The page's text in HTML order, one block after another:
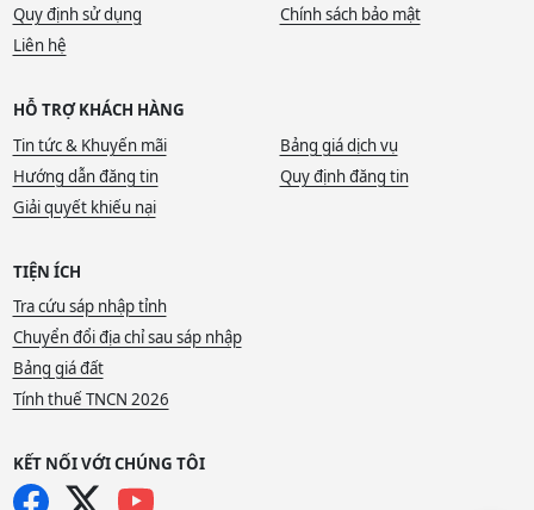
Quy định sử dụng
Chính sách bảo mật
Liên hệ
HỖ TRỢ KHÁCH HÀNG
Tin tức & Khuyến mãi
Bảng giá dịch vụ
Hướng dẫn đăng tin
Quy định đăng tin
Giải quyết khiếu nại
TIỆN ÍCH
Tra cứu sáp nhập tỉnh
Chuyển đổi địa chỉ sau sáp nhập
Bảng giá đất
Tính thuế TNCN 2026
KẾT NỐI VỚI CHÚNG TÔI